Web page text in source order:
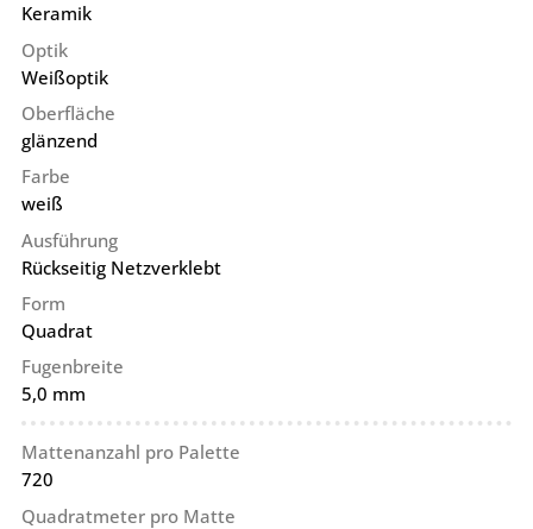
Keramik
Optik
Weißoptik
Oberfläche
glänzend
Farbe
weiß
Ausführung
Rückseitig Netzverklebt
Form
Quadrat
Fugenbreite
5,0 mm
Mattenanzahl pro Palette
720
Quadratmeter pro Matte